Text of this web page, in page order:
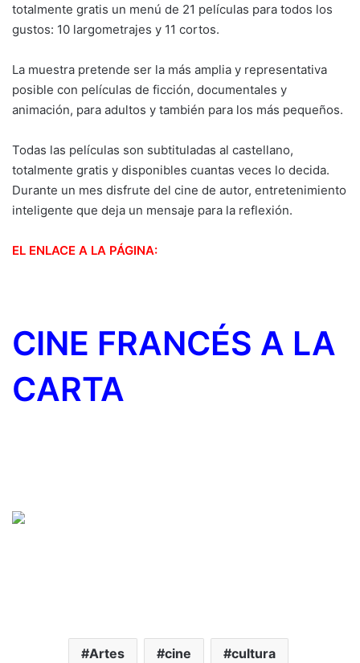
totalmente gratis un menú de 21 películas para todos los
gustos: 10 largometrajes y 11 cortos.
La muestra pretende ser la más amplia y representativa
posible con películas de ficción, documentales y
animación, para adultos y también para los más pequeños.
Todas las películas son subtituladas al castellano,
totalmente gratis y disponibles cuantas veces lo decida.
Durante un mes disfrute del cine de autor, entretenimiento
inteligente que deja un mensaje para la reflexión.
EL ENLACE A LA PÁGINA:
CINE FRANCÉS A LA
CARTA
Artes cine cultura